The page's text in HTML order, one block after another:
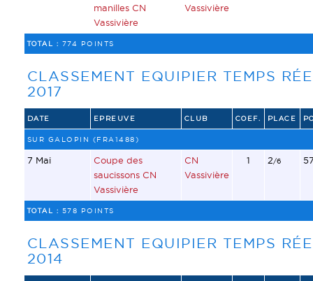
manilles CN
Vassivière
Vassivière
TOTAL : 774 POINTS
CLASSEMENT EQUIPIER TEMPS
2017
DATE EPREUVE CLUB COEF. PLACE
SUR GALOPIN (FRA1488)
7 Mai
Coupe des
saucissons CN
Vassivière
CN
Vassivière
1 2/6
TOTAL : 578 POINTS
CLASSEMENT EQUIPIER TEMPS
2014